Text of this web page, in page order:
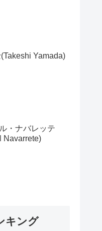
Yamada)
・ナバレッテ
Navarrete)
キング